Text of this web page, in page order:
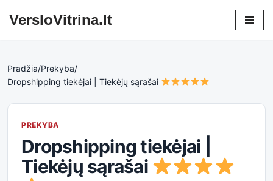
VersloVitrina.lt
Pradžia/Prekyba/
Dropshipping tiekėjai | Tiekėjų sąrašai
PREKYBA
Dropshipping tiekėjai |
Tiekėjų sąrašai